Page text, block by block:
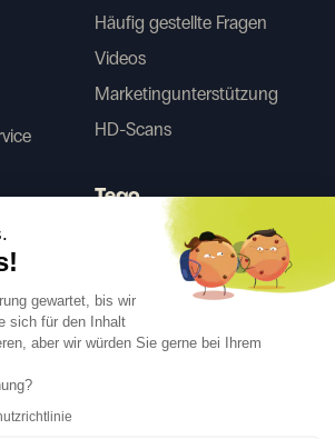
Häufig gestellte Fragen
Videos
Marketingunterstützung
HD-Scans
Tego
Vorher/Nachher KI
gewartet, bis wir
sich für den Inhalt
aber wir würden Sie gerne bei Ihrem